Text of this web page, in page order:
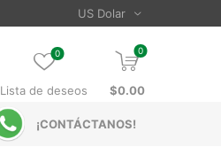
Lista de deseos
0 0
$0.00
¡CONTÁCTANOS!